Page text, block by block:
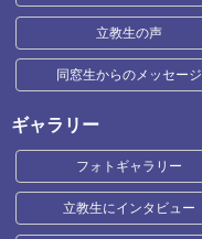
立教生の声
同窓生からのメッセージ
ギャラリー
フォトギャラリー
立教生にインタビュー